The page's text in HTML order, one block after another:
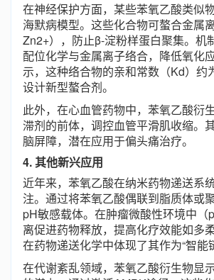
在神经保护方面，某些苯氧乙酸类似
海默病模型。这些化合物可螯合金属
Zn2+），防止β-淀粉样蛋白聚集。机
配位化学与金属离子络合，降低氧化
示，这种络合物的亲和常数（Kd）约
设计新型螯合剂。
此外，在心血管药物中，苯氧乙酸衍
滞剂的前体，调控血管平滑肌收缩。
脑屏障，潜在应用于偏头痛治疗。
4. 其他新兴应用
近年来，苯氧乙酸在纳米药物递送系
注。通过将苯氧乙酸偶联到脂质体或
pH敏感载体。在肿瘤微酸性环境中（
离促进药物释放，提高化疗效能如多
在药物递送化学中体现了其作为“智能
在代谢紊乱领域，苯氧乙酸衍生物显